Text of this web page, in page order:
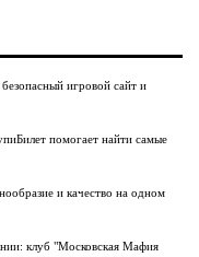
игровой сайт и
помогает найти самые
и качество на одном
клуб "Московская Мафия